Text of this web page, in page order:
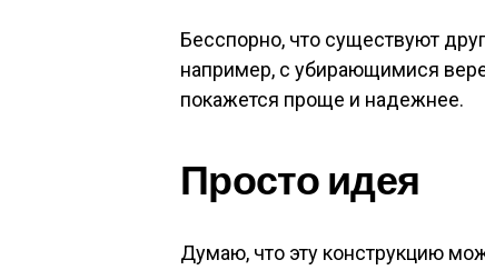
Бесспорно, что существуют
например, с убирающимися
покажется проще и надежнее.
Просто идея
Думаю, что эту конструкцию